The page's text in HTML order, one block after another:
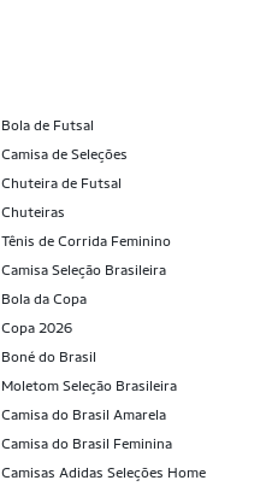
Bola de Futsal
Camisa de Seleções
Chuteira de Futsal
Chuteiras
Tênis de Corrida Feminino
Camisa Seleção Brasileira
Bola da Copa
Copa 2026
Boné do Brasil
Moletom Seleção Brasileira
Camisa do Brasil Amarela
Camisa do Brasil Feminina
Camisas Adidas Seleções Home